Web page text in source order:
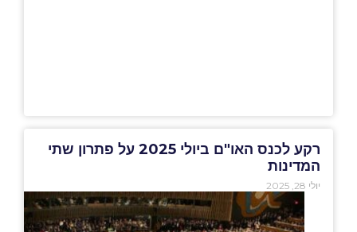
רקע לכנס האו"ם ביולי 2025 על פתרון שתי
המדינות
יולי 28, 2025